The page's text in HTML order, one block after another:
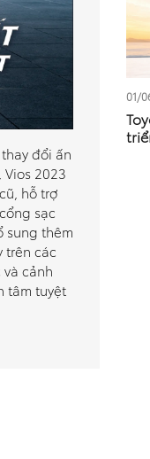
đổi ấn
2023
hỗ trợ
sạc
sung thêm
trên các
cảnh
tâm tuyệt
01/